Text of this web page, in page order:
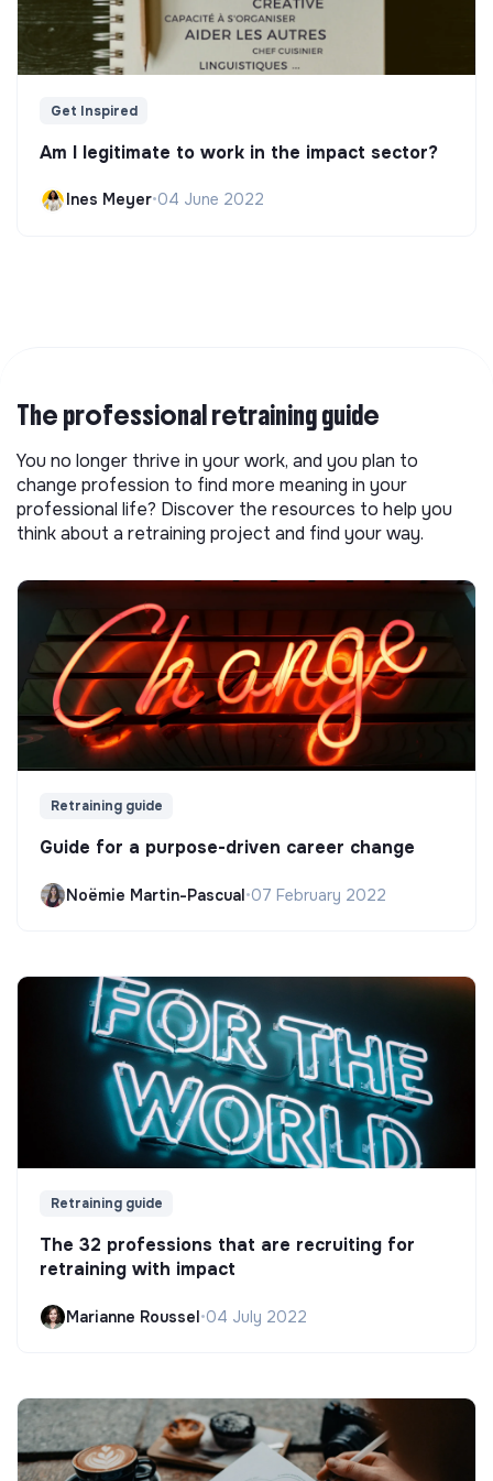
Get Inspired
Am I legitimate to work in the impact sector?
Ines Meyer•04 June 2022
The professional retraining guide
You no longer thrive in your work, and you plan to
change profession to find more meaning in your
professional life? Discover the resources to help you
think about a retraining project and find your way.
Retraining guide
Guide for a purpose-driven career change
Noëmie Martin-Pascual•07 February 2022
Retraining guide
The 32 professions that are recruiting for
retraining with impact
Marianne Roussel•04 July 2022